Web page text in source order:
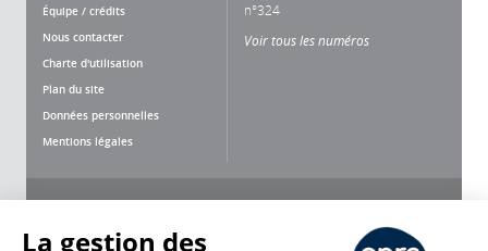
Équipe / crédits
Nous contacter
Charte d'utilisation
Plan du site
Données personnelles
Mentions légales
n°324
Voir tous les numéros
La gestion des